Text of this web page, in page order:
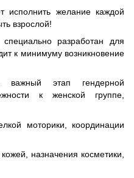
исполнить желание каждой
взрослой!
разработан для
к минимуму возникновение
важный этап гендерной
к женской группе,
моторики, координации
назначения косметики,